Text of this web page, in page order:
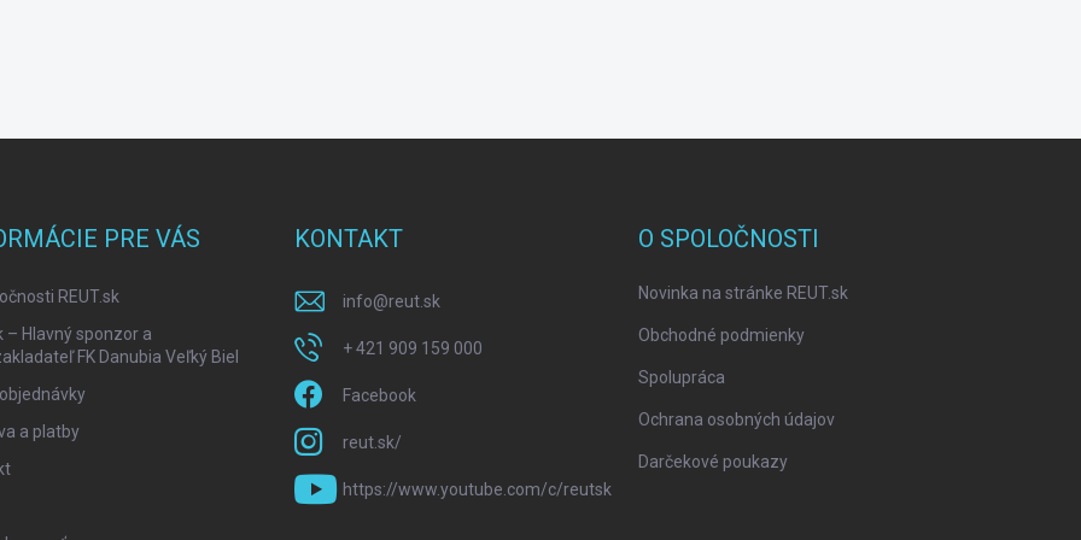
PRE VÁS
REUT.sk
– Hlavný sponzor a
FK Danubia Veľký Biel
a platby
KONTAKT
info@reut.sk
+ 421 909 159 000
Facebook
reut.sk/
https://www.youtube.com/c/reutsk
O SPOLOČNOSTI
Novinka na stránke REUT.sk
Obchodné podmienky
Spolupráca
Ochrana osobných údajov
Darčekové poukazy